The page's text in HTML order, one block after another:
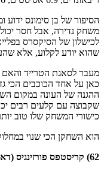
הסיפור של בן סימונס
משחק נדירה, אבל חסר
לכישלון של הסיקסרס
שהוא יודע לקלוע, אלא
מעבר לסאגת הטרייד והאם
כאן על אחד הכוכבים הכי
ההגנה של העונה במקום
שקבוצה עם קלעים רבים
כישורי המשחק שלו טוב
הוא השחקן הכי שנוי במחלוקת
62) קריסטפס פורזינגיס